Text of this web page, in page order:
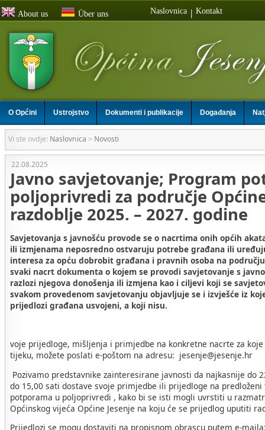
About us Über uns Naslovnica | Kontakt
O Općini Ustrojstvo Dokumenti i publikacije Događanja
Vi ste ovdje: Naslovnica > Novosti
22.08.2025
Javno savjetovanje; Program
poljoprivredi za područje
razdoblje 2025. – 2027. godine
Savjetovanja s javnošću provode se o nacrtima onih općih
ili izmjenama neposredno ostvaruju potrebe građana ili
interesa za opću dobrobit građana i pravnih osoba na
svaki nacrt dokumenta o kojem se provodi savjetovanje s
razlozi njegova donošenja ili izmjena kao i ciljevi koji se
svakom provedenom savjetovanju objavljuje se i izvješće iz
prijedlozi građana usvojeni, a koji nisu.
voje prijedloge, mišljenja i primjedbe na konkretne nacrte za
tijeku, možete poslati e-poštom na adresu: jesenje@jesenje.hr
Pozivamo predstavnike zainteresirane javnosti da najkasnije do
do 15,00 sati dostave svoje primjedbe ili prijedloge na
potporama u poljoprivredi , kako bi se isti mogli uvrstiti u
Općinskog vijeća Općine Jesenje na koju će se prijedlog uputiti
Prijedlozi se mogu dostaviti na propisnom obrascu putem e-